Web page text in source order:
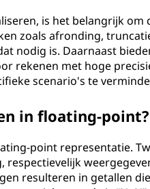
is het belangrijk
zoals afronding,
nodig is. Daarnaast
rekenen met hoge
scenario's te
in floating-point?
point representatie.
resulteren in getallen